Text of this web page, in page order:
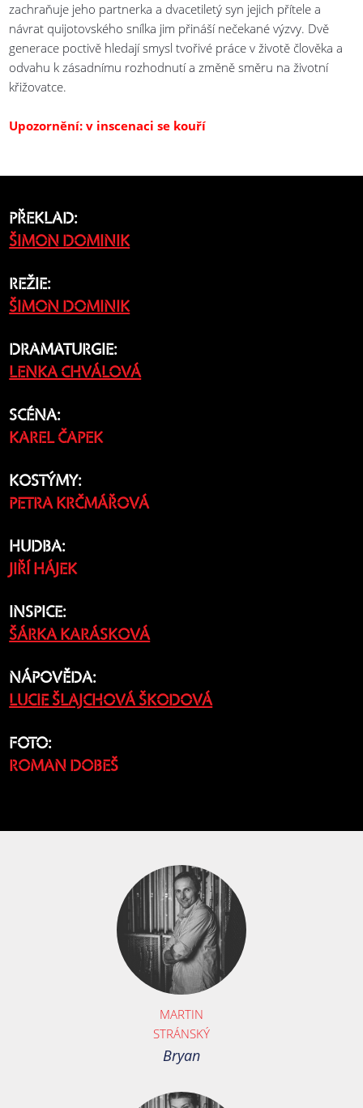
zachraňuje jeho partnerka a dvacetiletý syn jejich přítele a
návrat quijotovského snílka jim přináší nečekané výzvy. Dvě
generace poctivě hledají smysl tvořivé práce v životě člověka a
odvahu k zásadnímu rozhodnutí a změně směru na životní
křižovatce.
Upozornění: v inscenaci se kouří
PŘEKLAD:
ŠIMON DOMINIK
REŽIE:
ŠIMON DOMINIK
DRAMATURGIE:
LENKA CHVÁLOVÁ
SCÉNA:
KAREL ČAPEK
KOSTÝMY:
PETRA KRČMÁŘOVÁ
HUDBA:
JIŘÍ HÁJEK
INSPICE:
ŠÁRKA KARÁSKOVÁ
NÁPOVĚDA:
LUCIE ŠLAJCHOVÁ ŠKODOVÁ
FOTO:
ROMAN DOBEŠ
MARTIN
STRÁNSKÝ
Bryan